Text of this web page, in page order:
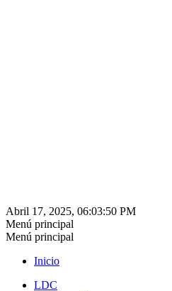
Abril 17, 2025, 06:03:50 PM
Menú principal
Menú principal
Inicio
LDC